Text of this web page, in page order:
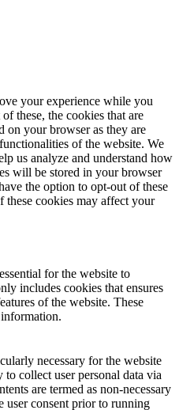
your experience while you
these, the cookies that are
on your browser as they are
of the website. We
us analyze and understand how
will be stored in your browser
the option to opt-out of these
cookies may affect your
for the website to
includes cookies that ensures
of the website. These
necessary for the website
collect user personal data via
are termed as non-necessary
user consent prior to running